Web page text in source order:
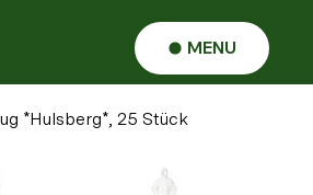
MENU
*Hulsberg*, 25 Stück